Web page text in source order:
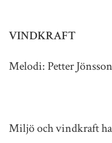
VINDKRAFT
Melodi: Petter Jönsson
Miljö och vindkraft